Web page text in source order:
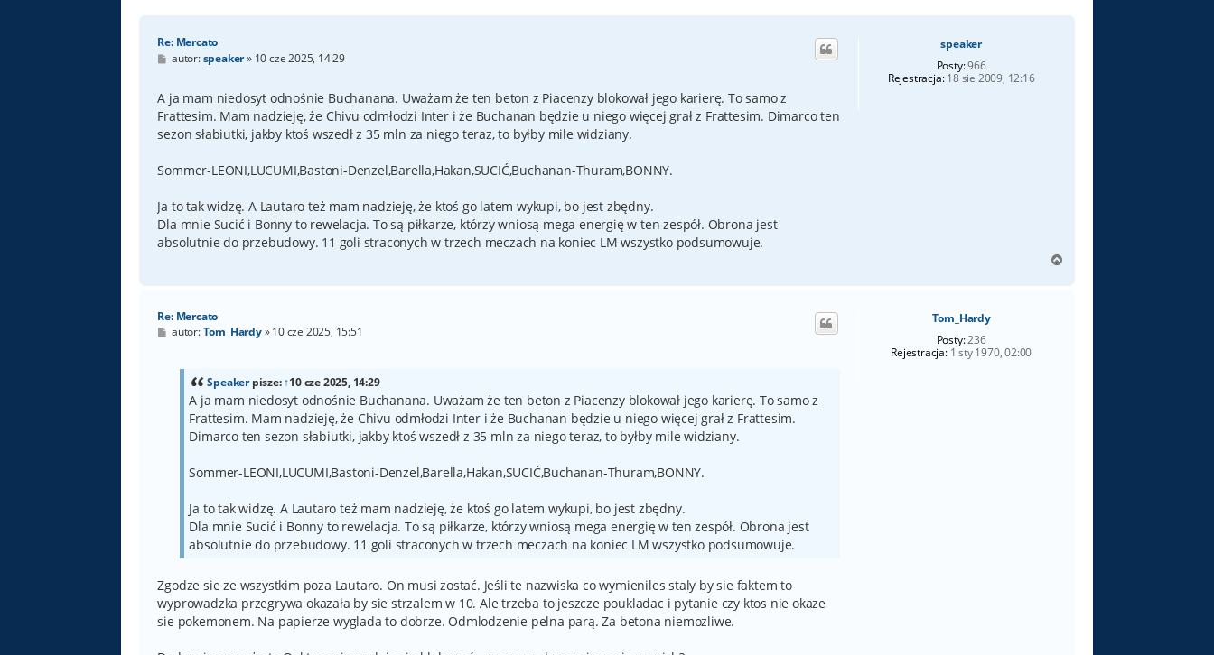
speaker
Posty:966
Rejestracja:18 sie 2009, 12:16
Re: Mercato
P
t
autor:speaker» 10 cze 2025, 14:29
A ja mam niedosyt odnośnie Buchanana. Uważam że ten beton z Piacenzy blokował jego karierę. To samo z
Frattesim. Mam nadzieję, że Chivu odmłodzi Inter i że Buchanan będzie u niego więcej grał z Frattesim. Dimarco ten
sezon słabiutki, jakby ktoś wszedł z 35 mln za niego teraz, to byłby mile widziany.
Sommer-LEONI,LUCUMI,Bastoni-Denzel,Barella,Hakan,SUCIĆ,Buchanan-Thuram,BONNY.
Ja to tak widzę. A Lautaro też mam nadzieję, że ktoś go latem wykupi, bo jest zbędny.
Dla mnie Sucić i Bonny to rewelacja. To są piłkarze, którzy wniosą mega energię w ten zespół. Obrona jest
absolutnie do przebudowy. 11 goli straconych w trzech meczach na koniec LM wszystko podsumowuje.
g
Tom_Hardy
Posty:236
Rejestracja:1 sty 1970, 02:00
Re: Mercato
Pautor:Tom_Hardy»10 cze 2025, 15:51
Speakerpisze:↑10 cze 2025, 14:29
A ja mam niedosyt odnośnie Buchanana. Uważam że ten beton z Piacenzy blokował jego karierę. To samo z
Frattesim. Mam nadzieję, że Chivu odmłodzi Inter i że Buchanan będzie u niego więcej grał z Frattesim.
Dimarco ten sezon słabiutki, jakby ktoś wszedł z 35 mln za niego teraz, to byłby mile widziany.
Sommer-LEONI,LUCUMI,Bastoni-Denzel,Barella,Hakan,SUCIĆ,Buchanan-Thuram,BONNY.
Ja to tak widzę. A Lautaro też mam nadzieję, że ktoś go latem wykupi, bo jest zbędny.
Dla mnie Sucić i Bonny to rewelacja. To są piłkarze, którzy wniosą mega energię w ten zespół. Obrona jest
absolutnie do przebudowy. 11 goli straconych w trzech meczach na koniec LM wszystko podsumowuje.
Zgodze sie ze wszystkim poza Lautaro. On musi zostać. Jeśli te nazwiska co wymieniles staly by sie faktem to
wyprowadzka przegrywa okazała by sie strzalem w 10. Ale trzeba to jeszcze poukladac i pytanie czy ktos nie okaze
sie pokemonem. Na papierze wyglada to dobrze. Odmlodzenie pelna parą. Za betona niemozliwe.